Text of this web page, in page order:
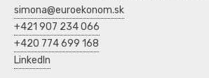
simona@euroekonom.sk
+421 907 234 066
+420 774 699 168
LinkedIn